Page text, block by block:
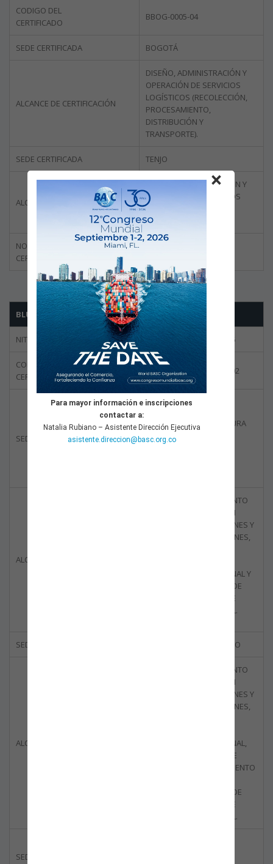
×
Para mayor información e inscripciones
contactar a:
Natalia Rubiano – Asistente Dirección Ejecutiva
asistente.direccion@basc.org.co
CODIGO DEL
CERTIFICADO
BBOG-0005-04
SEDE CERTIFICADA BOGOTÁ
ALCANCE DE CERTIFICACIÓN
DISEÑO, ADMINISTRACIÓN Y
OPERACIÓN DE SERVICIOS
LOGÍSTICOS (RECOLECCIÓN,
PROCESAMIENTO,
DISTRIBUCIÓN Y
TRANSPORTE).
SEDE CERTIFICADA TENJO
ALCANCE DE CERTIFICACIÓN
DISEÑO, ADMINISTRACIÓN Y
OPERACIÓN DE SERVICIOS
LOGÍSTICOS
(ALMACENAMIENTO).
NORMA
CERTIFICADA
BLU LOGISTICS COLOMBIA S.A.S.
NIT 830.008.524-5
CODIGO DEL
CERTIFICADO
BBOG-0047-02
SEDE CERTIFICADA
BOGOTÁ
BUENAVENTURA
ALCANCE DE CERTIFICACIÓN
AGENCIAMIENTO
DE CARGA EN
IMPORTACIONES Y
EXPORTACIONES,
INTERNACIONAL Y
OPERACIÓN DE
TRANSPORTE
MULTIMODAL.
SEDE CERTIFICADA ACOPI, YUMBO
ALCANCE DE CERTIFICACIÓN
AGENCIAMIENTO
DE CARGA EN
IMPORTACIONES Y
EXPORTACIONES,
INTERNACIONAL,
SERVICIOS DE
ALMACENAMIENTO
OPERACIÓN DE
TRANSPORTE
MULTIMODAL.
SEDE CERTIFICADA